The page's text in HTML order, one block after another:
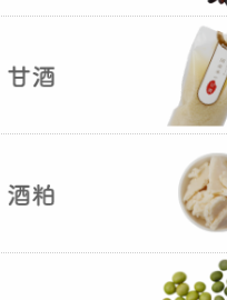
シュな酸味の効いたさくら
が出来
た。
おたまやジャン 辛味噌発売